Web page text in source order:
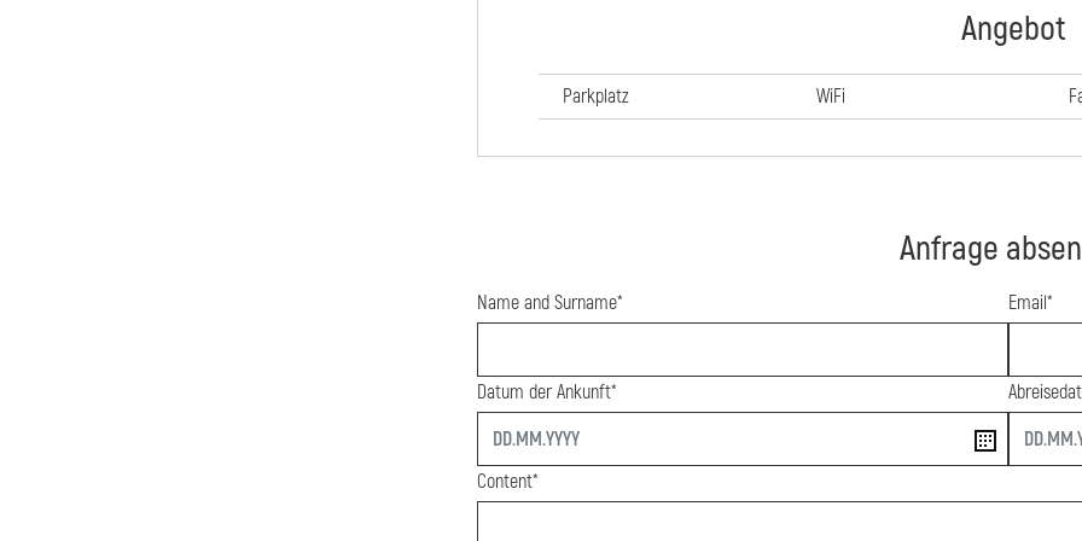
Angebot
Parkplatz WiFi
Anfrage
Name and Surname* Email*
Datum der Ankunft*
start
end
Content*